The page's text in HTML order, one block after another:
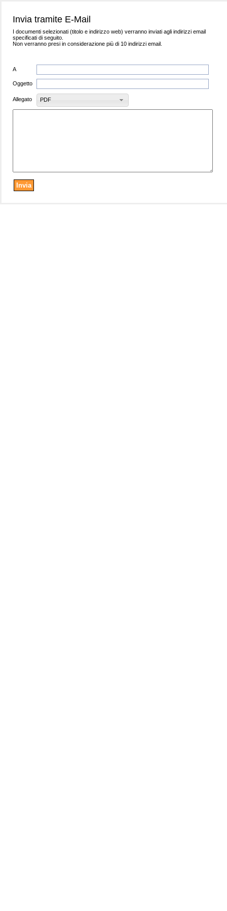
Invia tramite E-Mail
I documenti selezionati (titolo e indirizzo web) verranno inviati agli indirizzi email
specificati di seguito.
Non verranno presi in considerazione più di 10 indirizzi email.
A
Oggetto
Allegato PDF